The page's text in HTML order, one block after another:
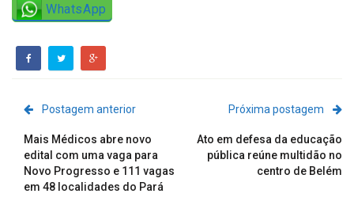
WhatsApp
Postagem anterior
Mais Médicos abre novo
edital com uma vaga para
Novo Progresso e 111 vagas
em 48 localidades do Pará
Próxima postagem
Ato em defesa da educação
pública reúne multidão no
centro de Belém